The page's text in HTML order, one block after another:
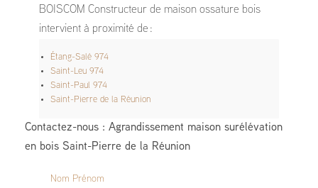
BOISCOM Constructeur de maison ossature bois
intervient à proximité de :
Étang-Salé 974
Saint-Leu 974
Saint-Paul 974
Saint-Pierre de la Réunion
Contactez-nous : Agrandissement maison surélévation
en bois Saint-Pierre de la Réunion
Nom Prénom